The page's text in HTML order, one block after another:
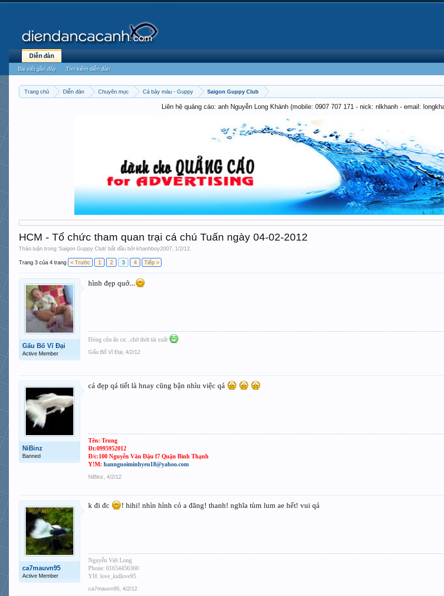
Trang chủ Diễn đàn Chuyên mục Cá bảy màu - Guppy Saigon Guppy Club
Liên hệ quảng cáo: anh Nguyễn Long Khánh (mobile: 0907 707 171 - nick: nlkhanh - email:
HCM - Tổ chức tham quan trại cá chú Tuấn ngày 04-02-2012
Thảo luận trong 'Saigon Guppy Club' bắt đầu bởikhanhboy2007 1/2/12
Trang 3 của 4 trang < Trước 1 2 3 4 Tiếp >
Gấu Bố Vĩ Đại
Active Member
hình đẹp quớ...
Đóng cửa ẩn cư...chờ thời tái xuất
Gấu Bố Vĩ Đại 4/2/12
NiBinz
Banned
cá đẹp qá tiết là hnay cũng bận nhìu việc qá
Tên: Trung
Đt:0995952012
Đ/c:100 Nguyễn Văn Đậu f7 Quận Bình Thạnh
Y!M:hannguoiminhyeu18@yahoo.com
NiBinz 4/2/12
ca7mauvn95
Active Member
k đi đc ! hihi! nhìn hình có a đăng! thanh! nghĩa tùm lum ae hết! vui qá
Nguyễn Việt Long
Phone: 01654456360
YH: love_kidlove95
ca7mauvn95 4/2/12
Diễn đàn
Bài viết gần đây Tìm kiếm diễn đàn